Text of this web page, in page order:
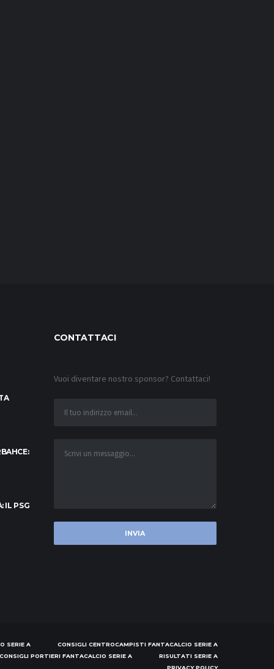
IL PSG
CONTATTACI
Vuoi diventare nostro sponsor? Contattaci!
SERIE A
CONSIGLI CENTROCAMPISTI FANTACALCIO SERIE A
CONSIGLI PORTIERI FANTACALCIO SERIE A
RISULTATI SERIE A
PRIVACY POLICY